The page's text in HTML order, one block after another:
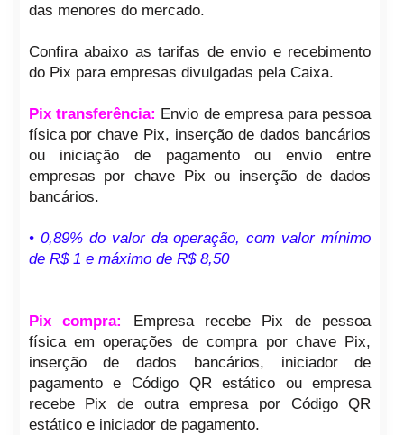
das menores do mercado.
Confira abaixo as tarifas de envio e recebimento
do Pix para empresas divulgadas pela Caixa.
Pix transferência: Envio de empresa para pessoa
física por chave Pix, inserção de dados bancários
ou iniciação de pagamento ou envio entre
empresas por chave Pix ou inserção de dados
bancários.
• 0,89% do valor da operação, com valor mínimo
de R$ 1 e máximo de R$ 8,50
Pix compra:
Empresa recebe Pix de pessoa
física em operações de compra por chave Pix,
inserção de dados bancários, iniciador de
pagamento e Código QR estático ou empresa
recebe Pix de outra empresa por Código QR
estático e iniciador de pagamento.